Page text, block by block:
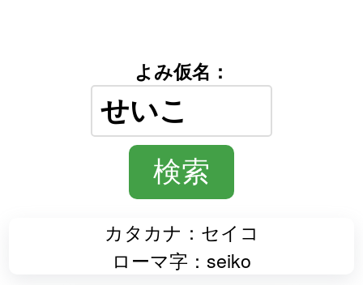
よみ仮名：
カタカナ：セイコ
ローマ字：seiko